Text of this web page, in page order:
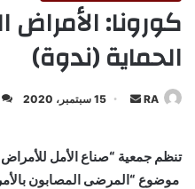
كورونا: الأمراض
الحماية (ندوة)
RA
أرسل 15 سبتمبر، 2020
تنظم جمعية “صناع الأمل للأمراض
موضوع “المرضى المصابون